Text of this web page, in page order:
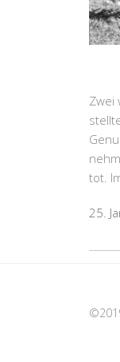
Zwei
tot.
25.